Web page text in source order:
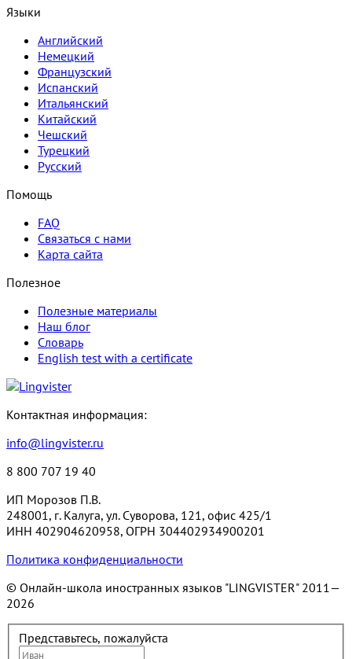
Языки
Английский
Немецкий
Французский
Испанский
Итальянский
Китайский
Чешский
Турецкий
Русский
Помощь
FAQ
Связаться с нами
Карта сайта
Полезное
Полезные материалы
Наш блог
Словарь
English test with a certificate
Контактная информация:
info@lingvister.ru
8 800 707 19 40
ИП Морозов П.В.
248001, г. Калуга, ул. Суворова, 121, офис 425/1
ИНН 402904620958, ОГРН 304402934900201
Политика конфиденциальности
© Онлайн-школа иностранных языков "LINGVISTER" 2011—
2026
Представьтесь, пожалуйста